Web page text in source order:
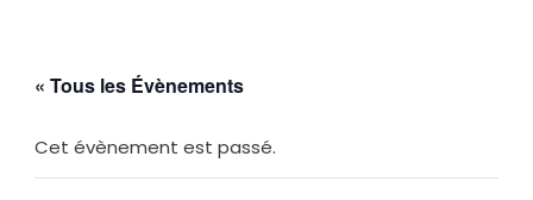
« Tous les Évènements
Cet évènement est passé.